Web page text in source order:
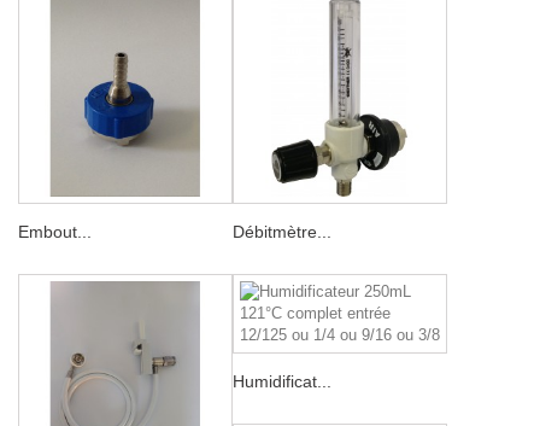
Embout... Débitmètre...
Humidificat...